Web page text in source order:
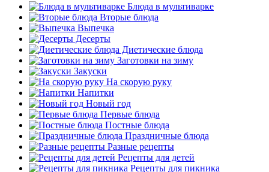
Блюда в мультиварке
Вторые блюда
Выпечка
Десерты
Диетические блюда
Заготовки на зиму
Закуски
На скорую руку
Напитки
Новый год
Первые блюда
Постные блюда
Праздничные блюда
Разные рецепты
Рецепты для детей
Рецепты для пикника